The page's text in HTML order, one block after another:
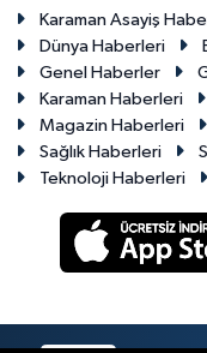
Karaman Asayiş
Dünya Haberleri
Genel Haberler
Karaman Haberleri
Magazin Haberleri
Sağlık Haberleri
Teknoloji Haberleri